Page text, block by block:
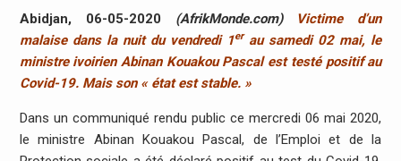
Abidjan, 06-05-2020 (AfrikMonde.com) Victime d’un
malaise dans la nuit du vendredi 1erau samedi 02 mai, le
ministre ivoirien Abinan Kouakou Pascal est testé positif au
Covid-19. Mais son « état est stable. »
Dans un communiqué rendu public ce mercredi 06 mai 2020,
le ministre Abinan Kouakou Pascal, de l’Emploi et de la